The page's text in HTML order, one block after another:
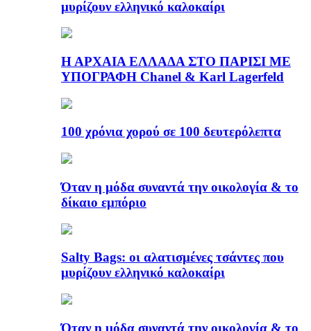
μυρίζουν ελληνικό καλοκαίρι
Η ΑΡΧΑΙΑ ΕΛΛΑΔΑ ΣΤΟ ΠΑΡΙΣΙ ΜΕ
ΥΠΟΓΡΑΦΗ Chanel & Karl Lagerfeld
100 χρόνια χορού σε 100 δευτερόλεπτα
Όταν η μόδα συναντά την οικολογία & το
δίκαιο εμπόριο
Salty Bags: οι αλατισμένες τσάντες που
μυρίζουν ελληνικό καλοκαίρι
Όταν η μόδα συναντά την οικολογία & το